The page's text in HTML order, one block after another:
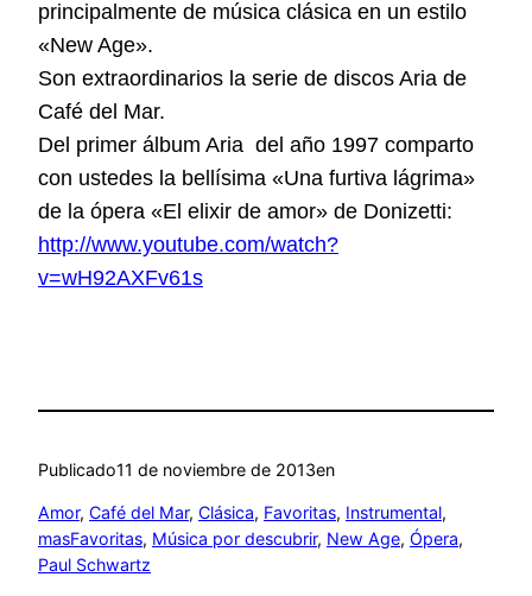
principalmente de música clásica en un estilo
«New Age».
Son extraordinarios la serie de discos Aria de
Café del Mar.
Del primer álbum Aria del año 1997 comparto
con ustedes la bellísima «Una furtiva lágrima»
de la ópera «El elixir de amor» de Donizetti:
http://www.youtube.com/watch?
v=wH92AXFv61s
Publicado11 de noviembre de 2013en
Amor, Café del Mar, Clásica, Favoritas, Instrumental
masFavoritas, Música por descubrir, New Age, Ópera
Paul Schwartz